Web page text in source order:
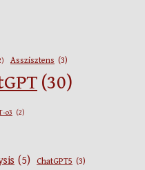
Asszisztens (3)
(30)
o3 (2)
(5) ChatGPT5 (3)